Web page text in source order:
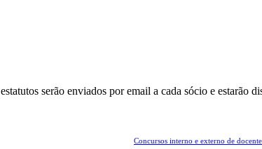
serão enviados por email a cada sócio e estarão
Concursos interno e externo de